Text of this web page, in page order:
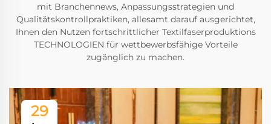
mit Branchennews, Anpassungsstrategien und
Qualitätskontrollpraktiken, allesamt darauf ausgerichtet,
Ihnen den Nutzen fortschrittlicher Textilfaserproduktions
TECHNOLOGIEN für wettbewerbsfähige Vorteile
zugänglich zu machen.
29